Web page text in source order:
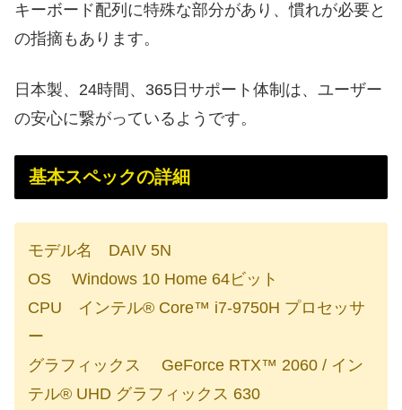
キーボード配列に特殊な部分があり、慣れが必要と
の指摘もあります。
日本製、24時間、365日サポート体制は、ユーザー
の安心に繋がっているようです。
基本スペックの詳細
モデル名 DAIV 5N
OS Windows 10 Home 64ビット
CPU インテル® Core™ i7-9750H プロセッサ
ー
グラフィックス GeForce RTX™ 2060 / イン
テル® UHD グラフィックス 630